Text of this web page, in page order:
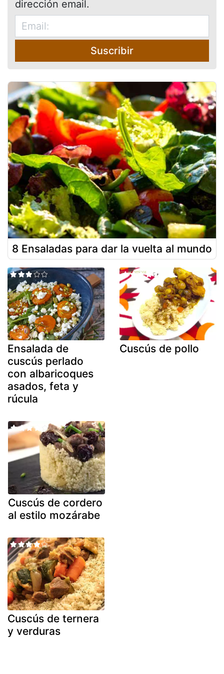
dirección email.
Suscribir
8 Ensaladas para dar la vuelta al mundo
Ensalada de
cuscús perlado
con albaricoques
asados, feta y
rúcula
Cuscús de pollo
Cuscús de cordero
al estilo mozárabe
Cuscús de ternera
y verduras